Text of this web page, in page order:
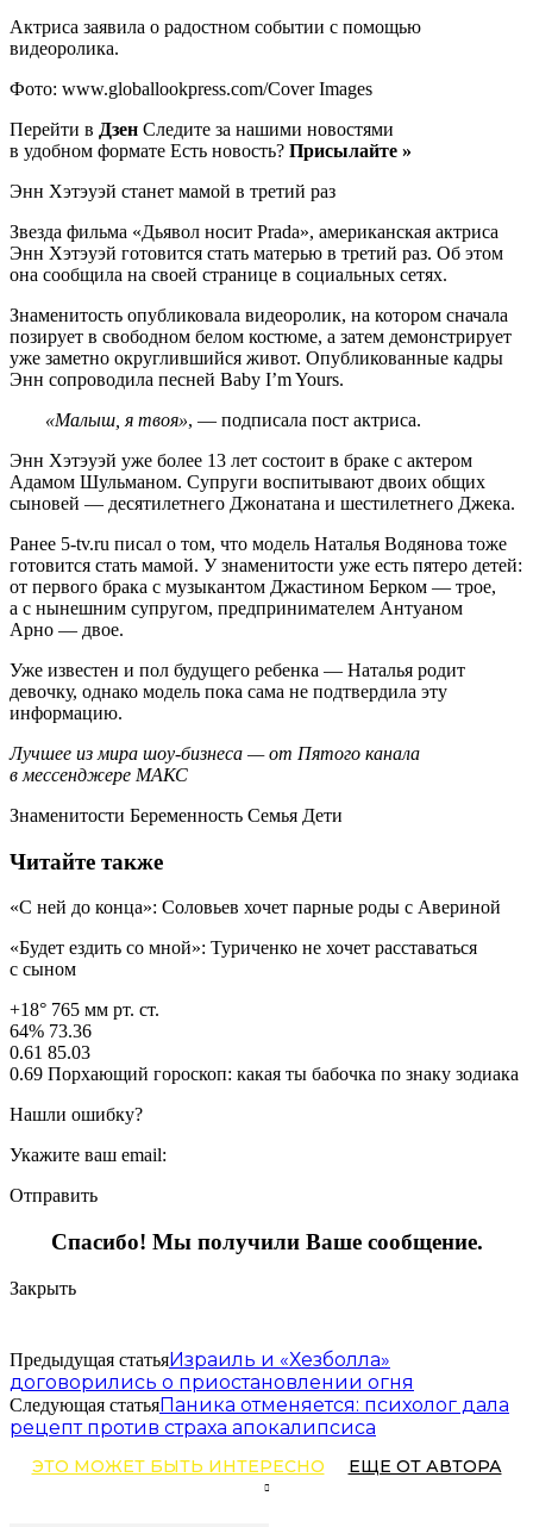
Актриса заявила о радостном событии с помощью
видеоролика.
Фото: www.globallookpress.com/Cover Images
Перейти в Дзен Следите за нашими новостями
в удобном формате Есть новость? Присылайте »
Энн Хэтэуэй станет мамой в третий раз
Звезда фильма «Дьявол носит Prada», американская актриса
Энн Хэтэуэй готовится стать матерью в третий раз. Об этом
она сообщила на своей странице в социальных сетях.
Знаменитость опубликовала видеоролик, на котором сначала
позирует в свободном белом костюме, а затем демонстрирует
уже заметно округлившийся живот. Опубликованные кадры
Энн сопроводила песней Baby I’m Yours.
«Малыш, я твоя», — подписала пост актриса.
Энн Хэтэуэй уже более 13 лет состоит в браке с актером
Адамом Шульманом. Супруги воспитывают двоих общих
сыновей — десятилетнего Джонатана и шестилетнего Джека.
Ранее 5-tv.ru писал о том, что модель Наталья Водянова тоже
готовится стать мамой. У знаменитости уже есть пятеро детей:
от первого брака с музыкантом Джастином Берком — трое,
а с нынешним супругом, предпринимателем Антуаном
Арно — двое.
Уже известен и пол будущего ребенка — Наталья родит
девочку, однако модель пока сама не подтвердила эту
информацию.
Лучшее из мира шоу-бизнеса — от Пятого канала
в мессенджере МАКС
Знаменитости Беременность Семья Дети
Читайте также
«С ней до конца»: Соловьев хочет парные роды с Авериной
«Будет ездить со мной»: Туриченко не хочет расставаться
с сыном
+18° 765 мм рт. ст.
64% 73.36
0.61 85.03
0.69 Порхающий гороскоп: какая ты бабочка по знаку зодиака
Нашли ошибку?
Укажите ваш email:
Отправить
Спасибо! Мы получили Ваше сообщение.
Закрыть
Предыдущая статьяИзраиль и «Хезболла»
договорились о приостановлении огня
Следующая статьяПаника отменяется: психолог дала
рецепт против страха апокалипсиса
ЭТО МОЖЕТ БЫТЬ ИНТЕРЕСНО ЕЩЕ ОТ АВТОРА